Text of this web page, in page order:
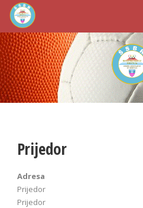
Prijedor
Adresa
Prijedor
Prijedor